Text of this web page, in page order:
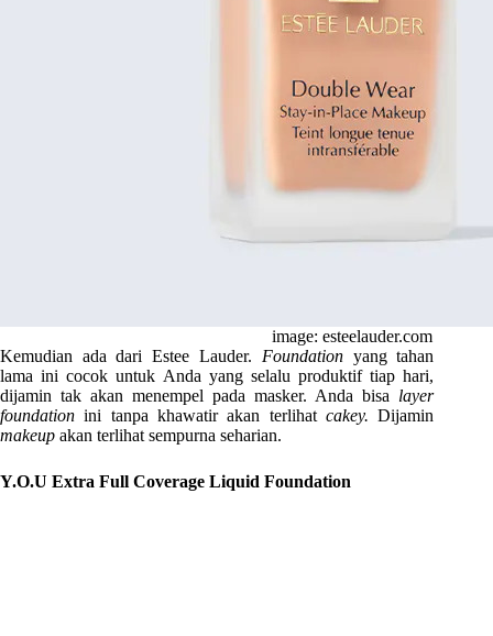
image: esteelauder.com
Kemudian ada dari Estee Lauder. Foundation yang tahan
lama ini cocok untuk Anda yang selalu produktif tiap hari,
dijamin tak akan menempel pada masker. Anda bisa layer
foundationini tanpa khawatir akan terlihat cakey.Dijamin
makeup akan terlihat sempurna seharian.
Y.O.U Extra Full Coverage Liquid Foundation